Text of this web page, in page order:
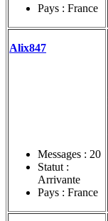
Pays : France
Alix847
Messages : 20
Statut :
Arrivante
Pays : France